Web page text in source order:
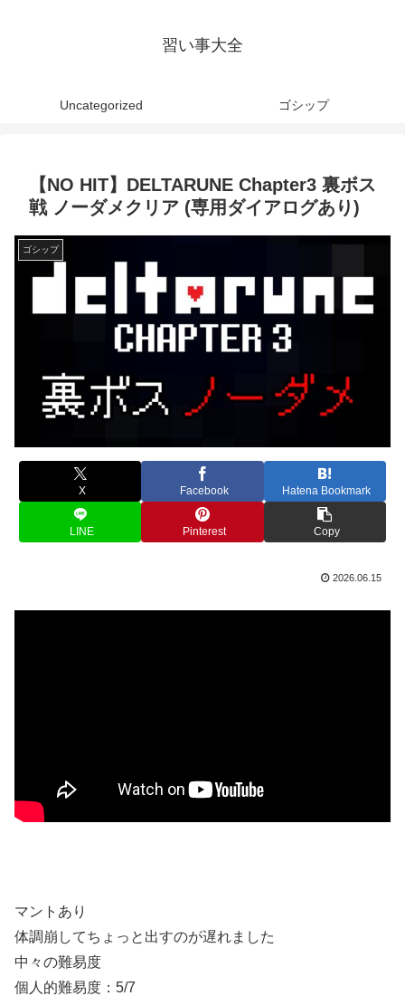
習い事大全
Uncategorized ゴシップ
【NO HIT】DELTARUNE Chapter3 裏ボス
戦 ノーダメクリア (専用ダイアログあり)
ゴシップ
X Facebook Hatena Bookmark
LINE Pinterest Copy
2026.06.15
マントあり
体調崩してちょっと出すのが遅れました
中々の難易度
個人的難易度：5/7